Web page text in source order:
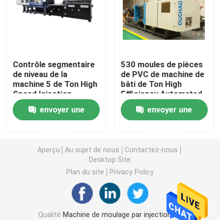
Machine hydraulique de moulage par injection
machine à grande vitesse de moulage par injection
Machine de moulage par injection de moteur servo
Machine de moulage par injection d'ANIMAL FAMILIER
Machine de moulage par injection de PVC
Mini Injection Molding Machine
Contrôle segmentaire
de niveau de la
machine 5 de Ton High
Speed Injection
Molding de l'efficacité
270
envoyer une
530 moules de pièces
de PVC de machine de
bâti de Ton High
Efficiency Automated
Injection
envoyer une
Aperçu Au sujet de nous
Contactez-nous
Desktop Site
Plan du site
Privacy Policy
Qualité Machine de moulage par injection de